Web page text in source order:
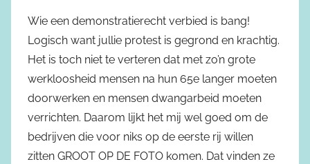
Wie een demonstratierecht verbied is bang!
Logisch want jullie protest is gegrond en krachtig.
Het is toch niet te verteren dat met zo’n grote
werkloosheid mensen na hun 65e langer moeten
doorwerken en mensen dwangarbeid moeten
verrichten. Daarom lijkt het mij wel goed om de
bedrijven die voor niks op de eerste rij willen
zitten GROOT OP DE FOTO komen. Dat vinden ze